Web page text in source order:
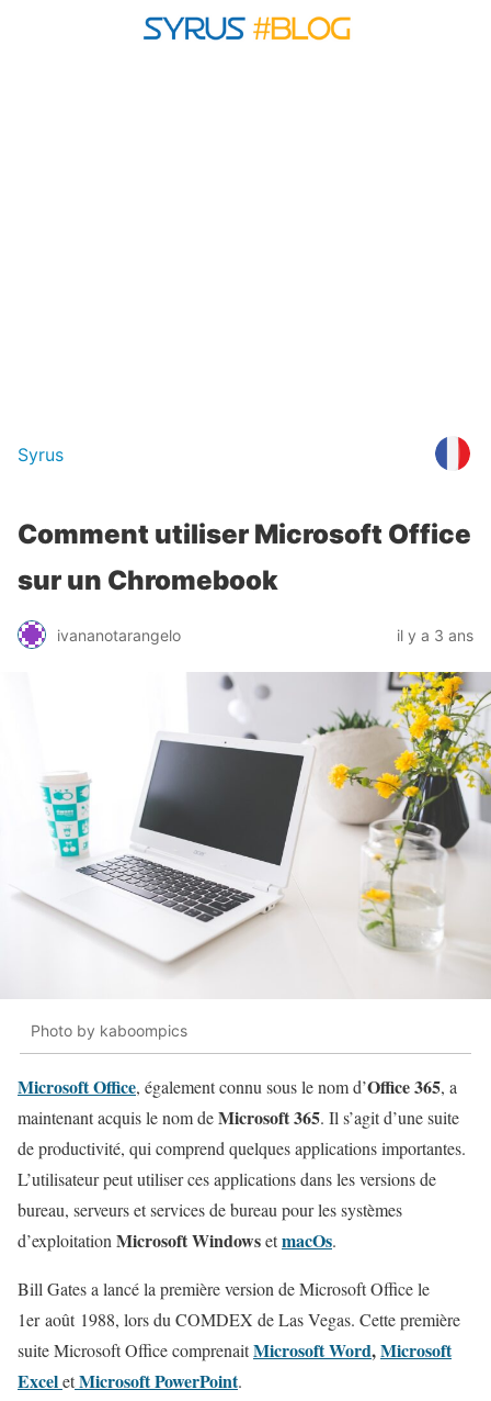
Syrus
Comment utiliser Microsoft Office
sur un Chromebook
ivananotarangelo il y a 3 ans
Photo by kaboompics
Microsoft Office, également connu sous le nom d’Office 365, a
maintenant acquis le nom deMicrosoft 365. Il s’agit d’une suite
de productivité, qui comprend quelques applications importantes.
L’utilisateur peut utiliser ces applications dans les versions de
bureau, serveurs et services de bureau pour les systèmes
d’exploitation Microsoft WindowsetmacOs.
Bill Gates a lancé la première version de Microsoft Office le
1er août 1988, lors du COMDEX de Las Vegas. Cette première
suite Microsoft Office comprenaitMicrosoft Word,Microsoft
ExceletMicrosoft PowerPoint.